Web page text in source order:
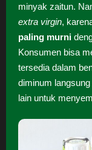
minyak zaitun.
extra virgin,
paling murni
Konsumen bisa
tersedia dalam
diminum
lain untuk